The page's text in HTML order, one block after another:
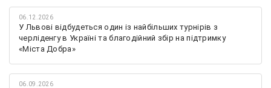
06.12.2026
У Львові відбудеться один із найбільших турнірів з
черліденгу в Україні та благодійний збір на підтримку
«Міста Добра»
06.09.2026